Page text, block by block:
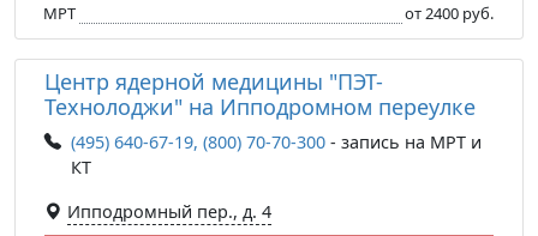
МРТ от 2400 руб.
Центр ядерной медицины "ПЭТ-
Технолоджи" на Ипподромном переулке
(495) 640-67-19, (800) 70-70-300 - запись на МРТ и
КТ
Ипподромный пер., д. 4